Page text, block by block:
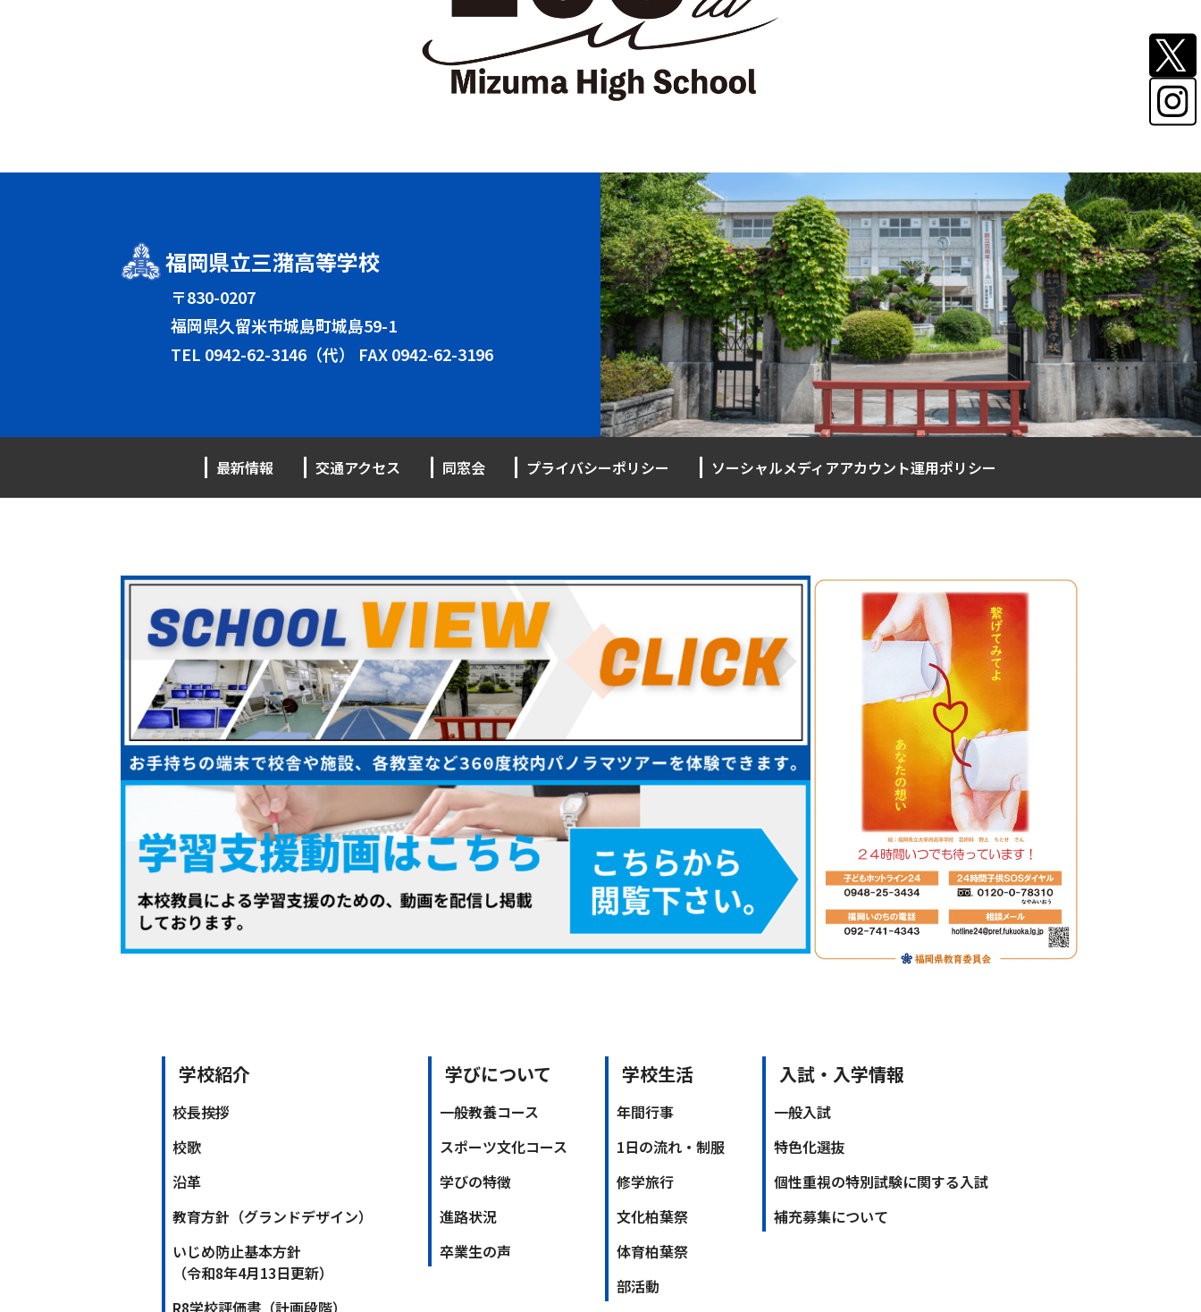
福岡県立三潴高等学校
〒830-0207
福岡県久留米市城島町城島59-1
TEL 0942-62-3146（代） FAX 0942-62-3196
最新情報 交通アクセス 同窓会 プライバシーポリシー ソーシャルメディアアカウント運用ポリシー
学校紹介
校長挨拶
校歌
沿革
教育方針（グランドデザイン）
いじめ防止基本方針
（令和8年4月13日更新）
学びについて
一般教養コース
スポーツ文化コース
学びの特徴
進路状況
卒業生の声
学校生活
年間行事
1日の流れ・制服
修学旅行
文化柏葉祭
体育柏葉祭
部活動
入試・入学情報
一般入試
特色化選抜
個性重視の特別試験に関する入試
補充募集について